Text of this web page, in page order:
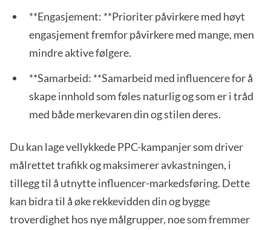
**Engasjement: **Prioriter påvirkere med høyt
engasjement fremfor påvirkere med mange, men
mindre aktive følgere.
**Samarbeid: **Samarbeid med influencere for å
skape innhold som føles naturlig og som er i tråd
med både merkevaren din og stilen deres.
Du kan lage vellykkede PPC-kampanjer som driver
målrettet trafikk og maksimerer avkastningen, i
tillegg til å utnytte influencer-markedsføring. Dette
kan bidra til å øke rekkevidden din og bygge
troverdighet hos nye målgrupper, noe som fremmer